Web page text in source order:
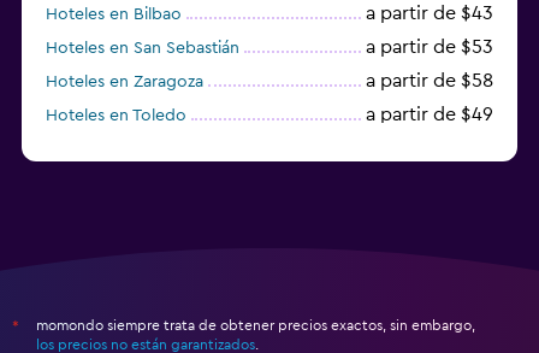
Hoteles en Bilbao a partir de $43
Hoteles en San Sebastián a partir de $53
Hoteles en Zaragoza a partir de $58
Hoteles en Toledo a partir de $49
*
momondo siempre trata de obtener precios exactos, sin embargo,
los precios no están garantizados